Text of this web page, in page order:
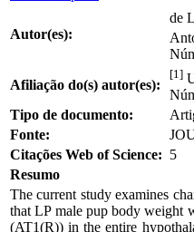
Autor(es):
de
Afiliação do(s) autor(es):
[1]
Tipo de documento:
Fonte:
Citações Web of Science: 5
Resumo
The current study examines
that LP male pup body weight
(AT1(R)) in the entire